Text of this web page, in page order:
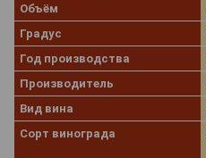
Объём
Градус
Год производства
Производитель
Вид вина
Сорт винограда